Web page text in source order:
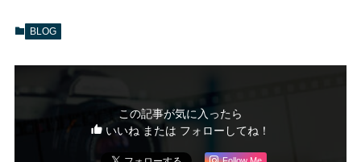
BLOG
この記事が気に入ったら
いいね または フォローしてね！